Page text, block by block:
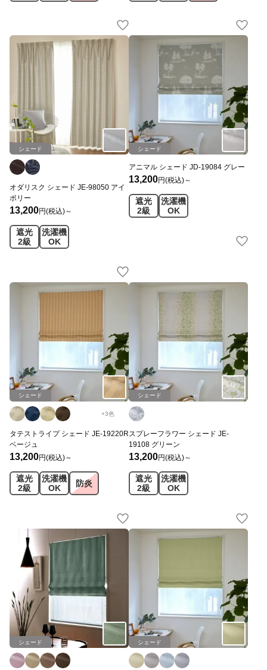
シェード
オダリスク シェード JE-98050 アイ
ボリー
13,200円(税込)～
遮光
2級
洗濯機
OK
シェード
アニマル シェード JD-19084 グレー
13,200円(税込)～
遮光
2級
洗濯機
OK
シェード
+3色
タテストライプ シェード JE-19220R
ベージュ
13,200円(税込)～
遮光
2級
洗濯機
OK
防炎
シェード
スプレーフラワー シェード JE-
19108 グリーン
13,200円(税込)～
遮光
2級
洗濯機
OK
シェード シェード